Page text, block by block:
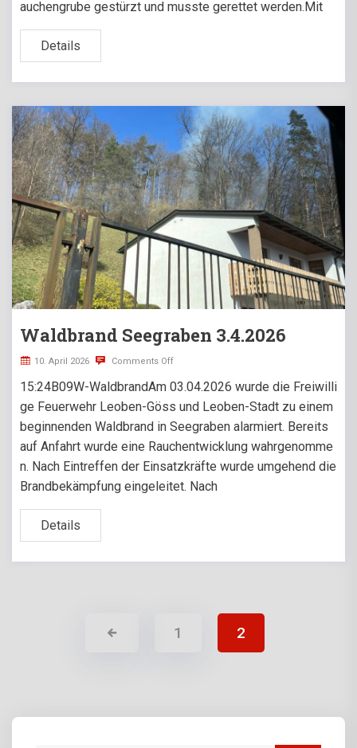
auchengrube gestürzt und musste gerettet werden.Mit
Details
Waldbrand Seegraben 3.4.2026
10. April 2026 Comments Off
15:24B09W-WaldbrandAm 03.04.2026 wurde die Freiwilli
ge Feuerwehr Leoben-Göss und Leoben-Stadt zu einem
beginnenden Waldbrand in Seegraben alarmiert. Bereits
auf Anfahrt wurde eine Rauchentwicklung wahrgenomme
n. Nach Eintreffen der Einsatzkräfte wurde umgehend die
Brandbekämpfung eingeleitet. Nach
Details
1 2